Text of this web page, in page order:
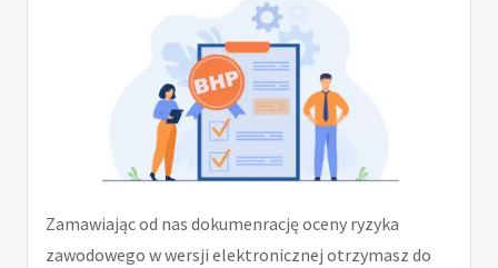
Zamawiając od nas dokumenrację oceny ryzyka
zawodowego w wersji elektronicznej otrzymasz do